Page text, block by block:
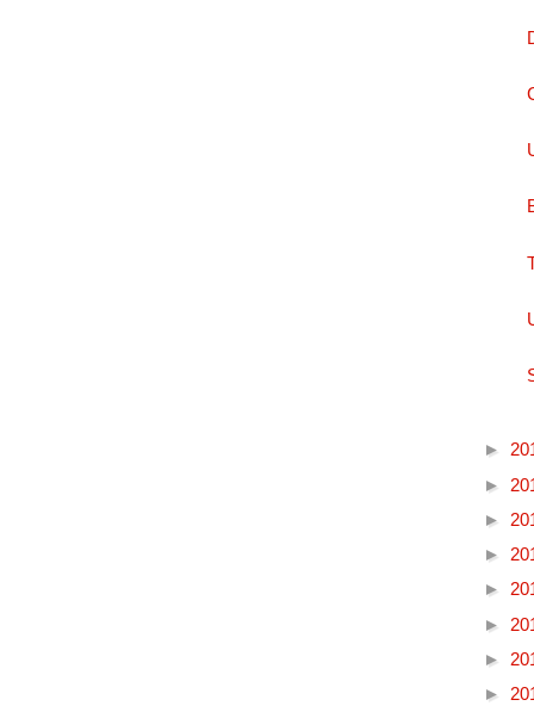
►
►
►
►
►
►
►
►